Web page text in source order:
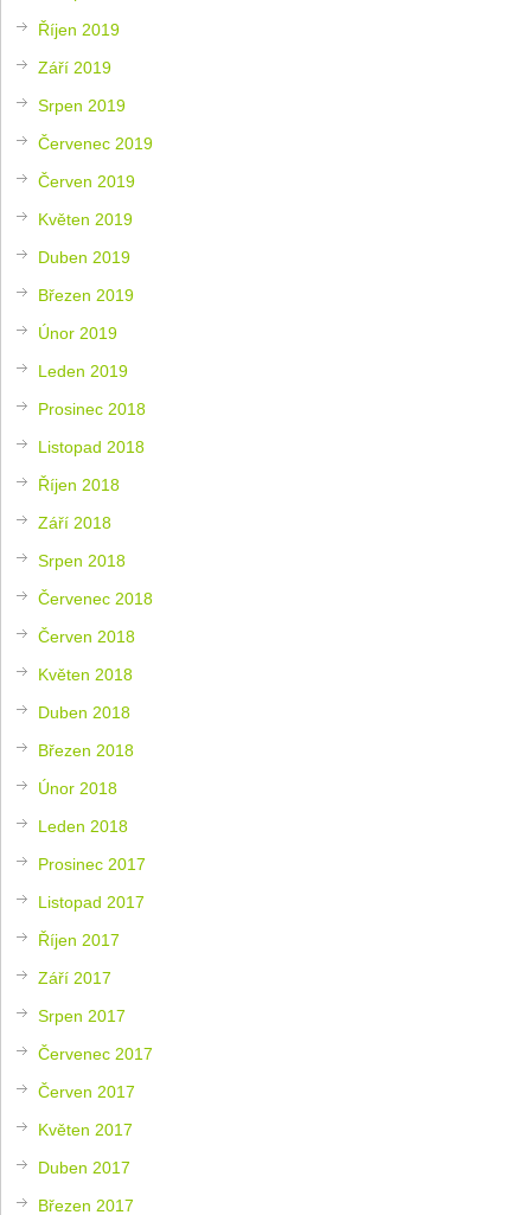
Říjen 2019
Září 2019
Srpen 2019
Červenec 2019
Červen 2019
Květen 2019
Duben 2019
Březen 2019
Únor 2019
Leden 2019
Prosinec 2018
Listopad 2018
Říjen 2018
Září 2018
Srpen 2018
Červenec 2018
Červen 2018
Květen 2018
Duben 2018
Březen 2018
Únor 2018
Leden 2018
Prosinec 2017
Listopad 2017
Říjen 2017
Září 2017
Srpen 2017
Červenec 2017
Červen 2017
Květen 2017
Duben 2017
Březen 2017